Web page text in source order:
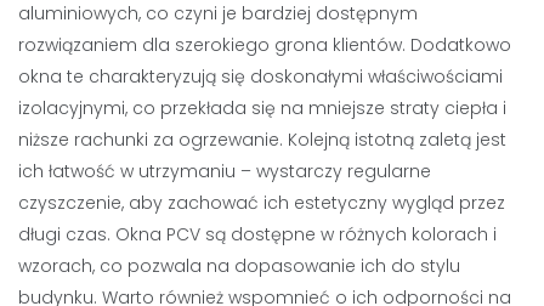
aluminiowych, co czyni je bardziej dostępnym
rozwiązaniem dla szerokiego grona klientów. Dodatkowo
okna te charakteryzują się doskonałymi właściwościami
izolacyjnymi, co przekłada się na mniejsze straty ciepła i
niższe rachunki za ogrzewanie. Kolejną istotną zaletą jest
ich łatwość w utrzymaniu – wystarczy regularne
czyszczenie, aby zachować ich estetyczny wygląd przez
długi czas. Okna PCV są dostępne w różnych kolorach i
wzorach, co pozwala na dopasowanie ich do stylu
budynku. Warto również wspomnieć o ich odporności na